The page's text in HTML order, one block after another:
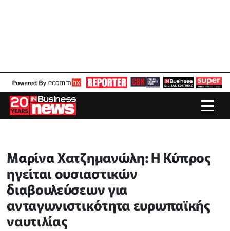
Μαρίνα Χατζημανώλη: Η Κύπρος
ηγείται ουσιαστικών
διαβουλεύσεων για
ανταγωνιστικότητα ευρωπαϊκής
ναυτιλίας